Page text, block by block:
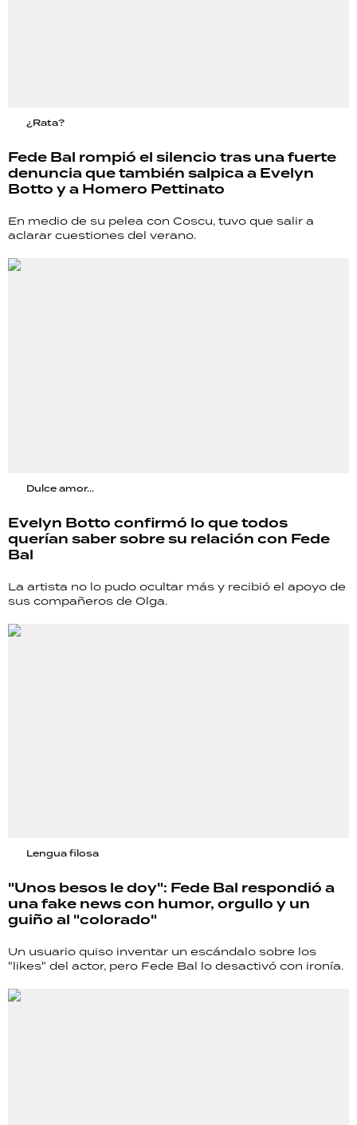
¿Rata?
Fede Bal rompió el silencio tras una fuerte
denuncia que también salpica a Evelyn
Botto y a Homero Pettinato
En medio de su pelea con Coscu, tuvo que salir a
aclarar cuestiones del verano.
Dulce amor...
Evelyn Botto confirmó lo que todos
querían saber sobre su relación con Fede
Bal
La artista no lo pudo ocultar más y recibió el apoyo de
sus compañeros de Olga.
Lengua filosa
"Unos besos le doy": Fede Bal respondió a
una fake news con humor, orgullo y un
guiño al "colorado"
Un usuario quiso inventar un escándalo sobre los
"likes" del actor, pero Fede Bal lo desactivó con ironía.